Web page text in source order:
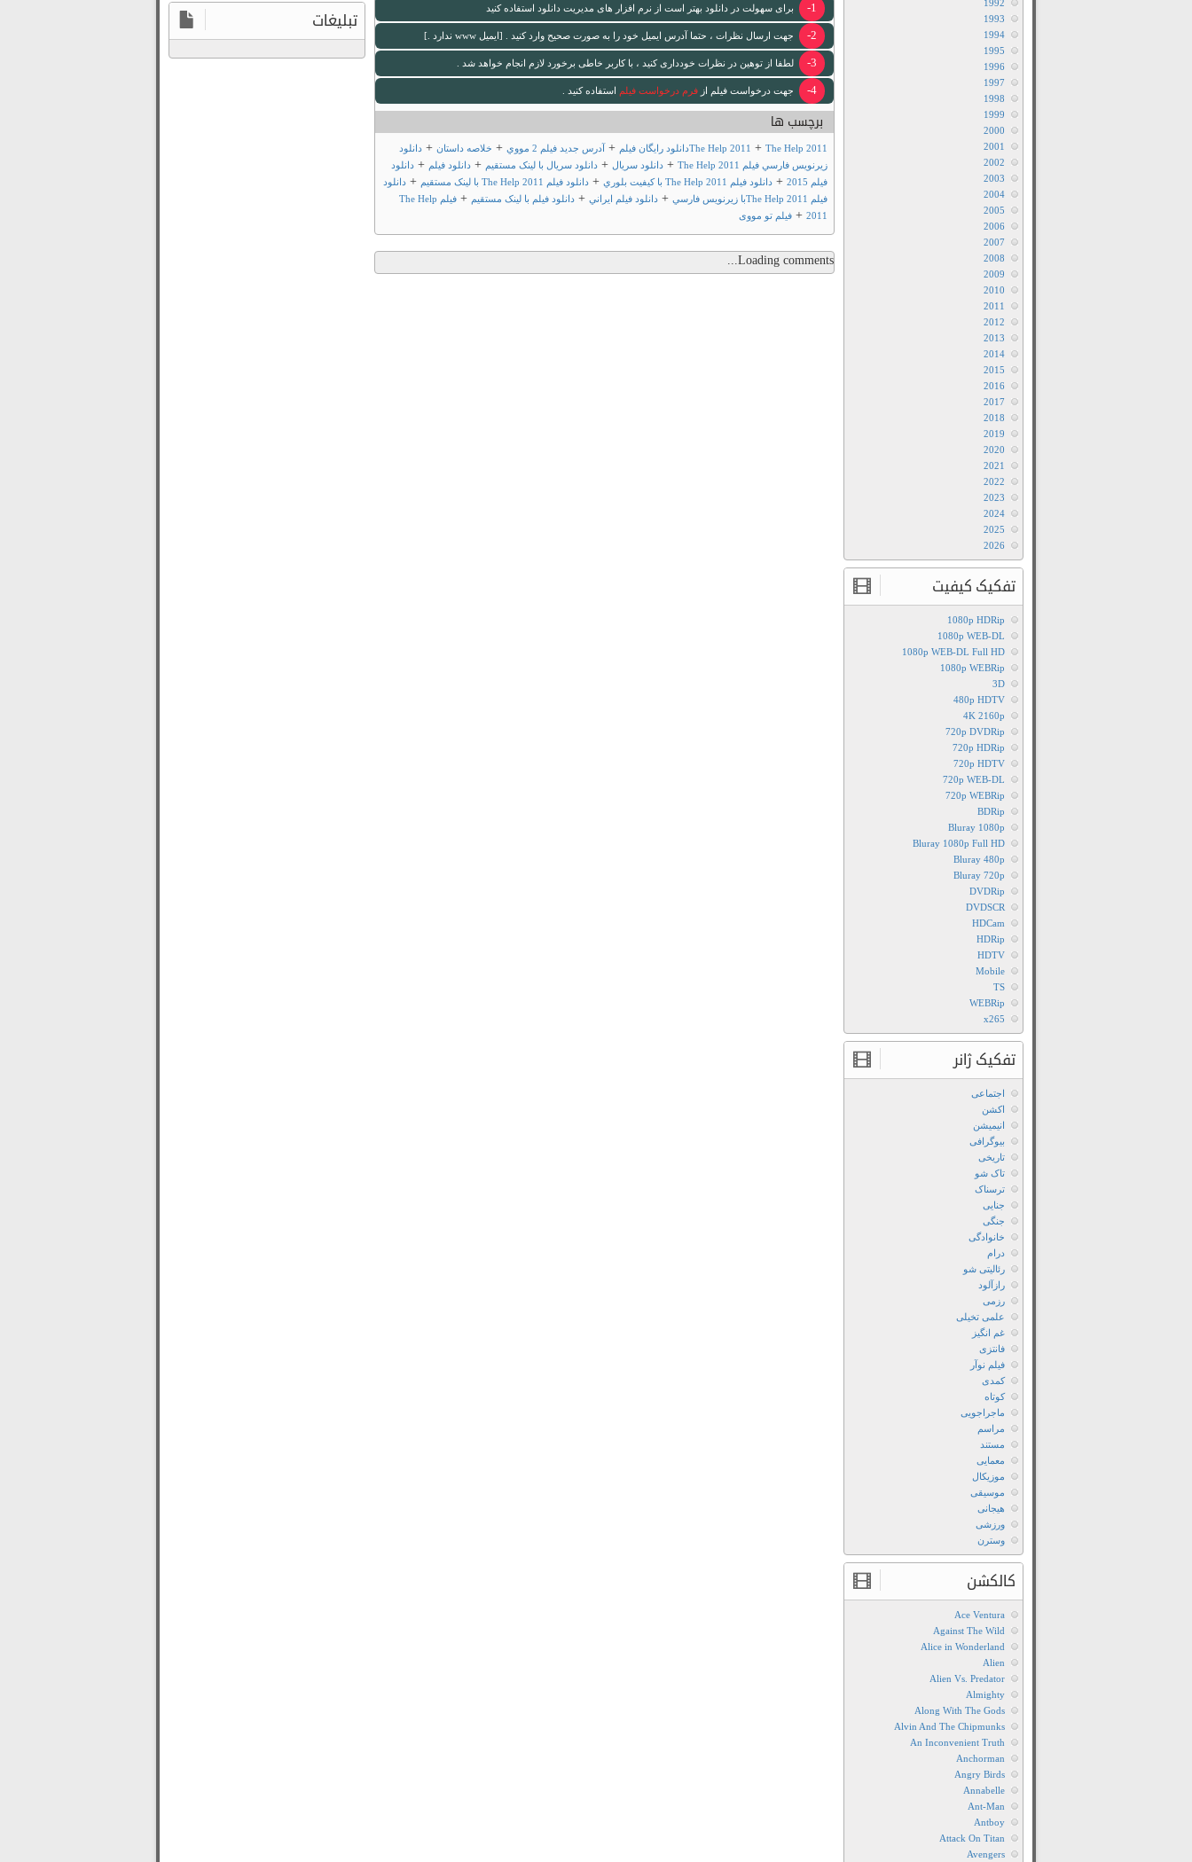
1- برای سهولت در دانلود بهتر است از نرم افزار های مدیریت دانلود استفاده کنید
2- جهت ارسال نظرات ، حتما آدرس ایمیل خود را به صورت صحیح وارد کنید . [ایمیل www ندارد .]
3- لطفا از توهین در نظرات خودداری کنید ، با کاربر خاطی برخورد لازم انجام خواهد شد .
4- جهت درخواست فیلم از فرم درخواست فیلم استفاده کنید .
برچسب ها
The Help 2011 +The Help 2011دانلود رايگان فيلم +آدرس جديد فيلم 2 مووي + خلاصه داستان+ دانلود
زيرنويس فارسي فيلم The Help 2011
+ دانلود سريال+ دانلود سريال با لينک مستقيم+ دانلود فيلم+ دانلود
فيلم 2015
+ دانلود فيلم The Help 2011 با کيفيت بلوري + دانلود فيلم The Help 2011 با لينک مستقيم + دانلود
فيلم The Help 2011با زيرنويس فارسي
+ دانلود فيلم ايراني+ دانلود فيلم با لينک مستقيم+
فيلم The Help
2011
+ فیلم تو مووی
Loading comments...
1992
1993
1994
1995
1996
1997
1998
1999
2000
2001
2002
2003
2004
2005
2006
2007
2008
2009
2010
2011
2012
2013
2014
2015
2016
2017
2018
2019
2020
2021
2022
2023
2024
2025
2026
تفکیک کیفیت
1080p HDRip
1080p WEB-DL
1080p WEB-DL Full HD
1080p WEBRip
3D
480p HDTV
4K 2160p
720p DVDRip
720p HDRip
720p HDTV
720p WEB-DL
720p WEBRip
BDRip
Bluray 1080p
Bluray 1080p Full HD
Bluray 480p
Bluray 720p
DVDRip
DVDSCR
HDCam
HDRip
HDTV
Mobile
TS
WEBRip
x265
تفکیک ژانر
اجتماعی
اکشن
انیمیشن
بیوگرافی
تاریخی
تاک شو
ترسناک
جنایی
جنگی
خانوادگی
درام
رئالیتی شو
رازآلود
رزمی
علمی تخیلی
غم انگیز
فانتزی
فیلم نوآر
کمدی
کوتاه
ماجراجویی
مراسم
مستند
معمایی
موزیکال
موسیقی
هیجانی
ورزشی
وسترن
کالکشن
Ace Ventura
Against The Wild
Alice in Wonderland
Alien
Alien Vs. Predator
Almighty
Along With The Gods
Alvin And The Chipmunks
An Inconvenient Truth
Anchorman
Angry Birds
Annabelle
Ant-Man
Antboy
Attack On Titan
Avengers
تبلیغات